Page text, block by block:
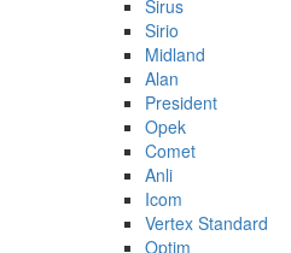
Sirus
Sirio
Midland
Alan
President
Opek
Comet
Anli
Icom
Vertex Standard
Optim